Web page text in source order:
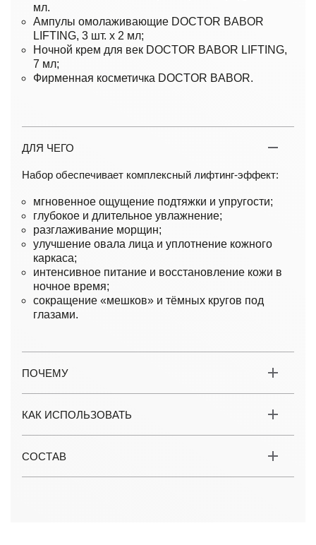
мл.
Ампулы омолаживающие DOCTOR BABOR
LIFTING, 3 шт. х 2 мл;
Ночной крем для век DOCTOR BABOR LIFTING,
7 мл;
Фирменная косметичка DOCTOR BABOR.
ДЛЯ ЧЕГО
Набор обеспечивает комплексный лифтинг-эффект:
мгновенное ощущение подтяжки и упругости;
глубокое и длительное увлажнение;
разглаживание морщин;
улучшение овала лица и уплотнение кожного
каркаса;
интенсивное питание и восстановление кожи в
ночное время;
сокращение «мешков» и тёмных кругов под
глазами.
ПОЧЕМУ
КАК ИСПОЛЬЗОВАТЬ
СОСТАВ